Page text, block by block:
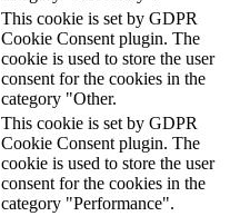
This cookie is set by GDPR
Cookie Consent plugin. The
cookie is used to store the user
consent for the cookies in the
category "Other.
This cookie is set by GDPR
Cookie Consent plugin. The
cookie is used to store the user
consent for the cookies in the
category "Performance".